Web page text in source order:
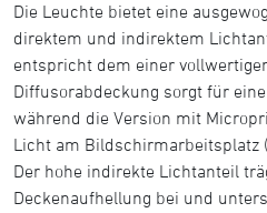
Die Leuchte bietet eine
direktem und indirektem
entspricht dem einer
Diffusorabdeckung sorgt für
während die Version mit
Licht am Bildschirmarbeitsplatz
Der hohe indirekte Lichtanteil
Deckenaufhellung bei und